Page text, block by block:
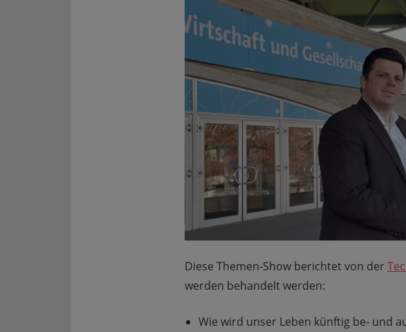
Diese Themen-Show berichtet von der
werden behandelt werden:
Wie wird unser Leben künftig be- und